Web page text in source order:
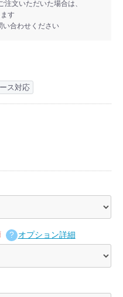
注文いただいた場合は、
す
い合わせください
ス対応
オプション詳細